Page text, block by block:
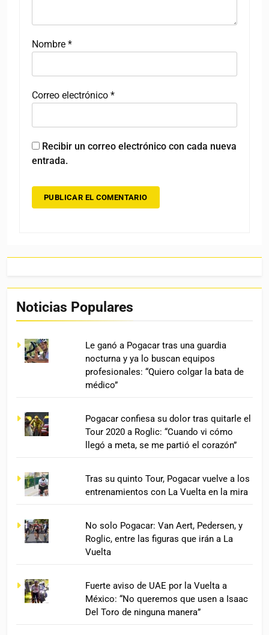
Nombre *
Correo electrónico *
Recibir un correo electrónico con cada nueva
entrada.
Noticias Populares
Le ganó a Pogacar tras una guardia
nocturna y ya lo buscan equipos
profesionales: “Quiero colgar la bata de
médico”
Pogacar confiesa su dolor tras quitarle el
Tour 2020 a Roglic: “Cuando vi cómo
llegó a meta, se me partió el corazón”
Tras su quinto Tour, Pogacar vuelve a los
entrenamientos con La Vuelta en la mira
No solo Pogacar: Van Aert, Pedersen, y
Roglic, entre las figuras que irán a La
Vuelta
Fuerte aviso de UAE por la Vuelta a
México: “No queremos que usen a Isaac
Del Toro de ninguna manera”